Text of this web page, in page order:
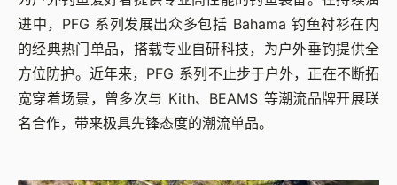
进中，PFG 系列发展出众多包括 Bahama 钓鱼衬衫在内
的经典热门单品，搭载专业自研科技，为户外垂钓提供全
方位防护。近年来，PFG 系列不止步于户外，正在不断拓
宽穿着场景，曾多次与 Kith、BEAMS 等潮流品牌开展联
名合作，带来极具先锋态度的潮流单品。